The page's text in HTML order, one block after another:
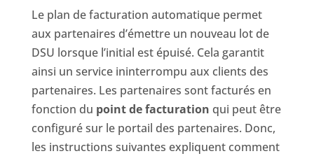
Le plan de facturation automatique permet
aux partenaires d’émettre un nouveau lot de
DSU lorsque l’initial est épuisé. Cela garantit
ainsi un service ininterrompu aux clients des
partenaires. Les partenaires sont facturés en
fonction du point de facturation qui peut être
configuré sur le portail des partenaires. Donc,
les instructions suivantes expliquent comment